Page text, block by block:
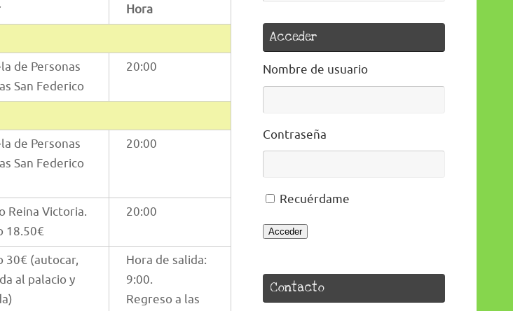
Hora
de Personas
San Federico
20:00
de Personas
San Federico
20:00
Reina Victoria.
18.50€
20:00
30€ (autocar,
al palacio y
Hora de salida:
9:00.
Regreso a las
Acceder
Nombre de usuario
Contraseña
Recuérdame
Acceder
Contacto